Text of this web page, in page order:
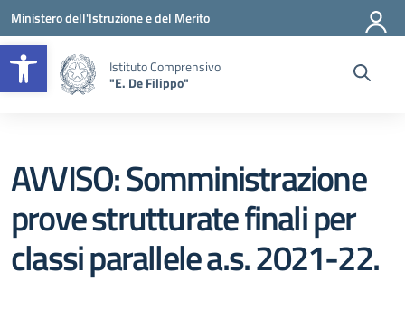
Apri la barra degli strumenti
Vai ai contenuti
Vai al menu di navigazione
Vai al footer
Ministero dell'Istruzione e del Merito
Istituto Comprensivo
"E. De Filippo"
AVVISO: Somministrazione
prove strutturate finali per
classi parallele a.s. 2021-22.